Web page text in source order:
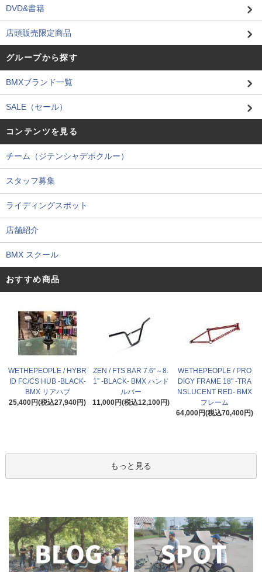
DVD&書籍
店頭販売限定商品
グループから探す
BMXブランド一覧
SALE（セール）
コンテンツを見る
チーム（ジテンシャデポクルー）
スタッフ募集
ライディングスポット
店舗紹介
BMX スクール
おすすめ商品
WETHEPEOPLE / HYBR
ID FC/CS HUB -BLACK-
BMX リアハブ
25,400円(税込27,940円)
ZEN / FTS BAR 7.6”～8.
1” -BLACK- BMX ハンド
ルバー
11,000円(税込12,100円)
WETHEPEOPLE / PRO
DIGY FRAME 18" -TRA
NSLUCENT RED- BMX
フレーム
64,000円(税込70,400円)
もっと見る